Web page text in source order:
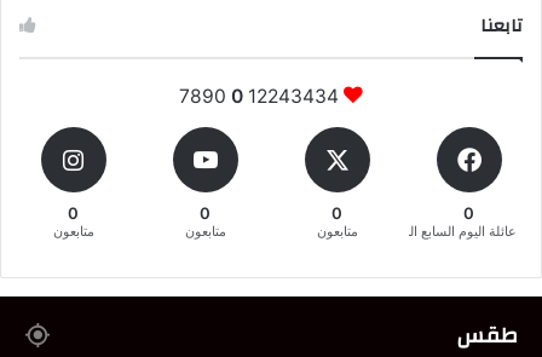
تابعنا
12243434
0
0
عائلة اليوم السابع المغربية
0
متابعون
0
متابعون
0
متابعون
طقس